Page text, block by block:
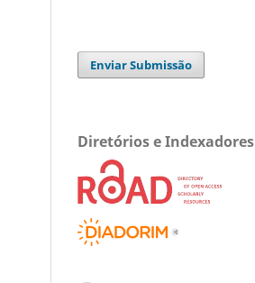
Enviar Submissão
Diretórios e Indexadores